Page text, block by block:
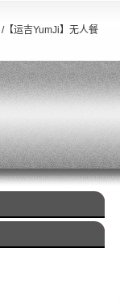
【运吉YumJi】无人餐